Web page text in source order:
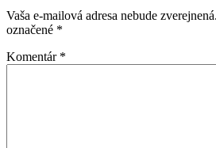
Vaša e-mailová adresa nebude zverejnená.
označené *
Komentár *